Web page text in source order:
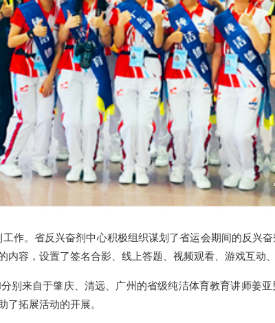
作。省反兴奋剂中心积极组织谋划了省运会期间的反兴
容，设置了签名合影、线上答题、视频观看、游戏互动
别来自于肇庆、清远、广州的省级纯洁体育教育讲师姜
了拓展活动的开展。